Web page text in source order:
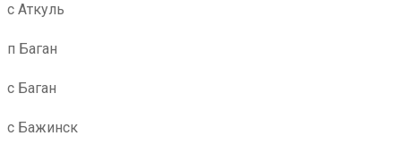
с Аткуль
п Баган
с Баган
с Бажинск